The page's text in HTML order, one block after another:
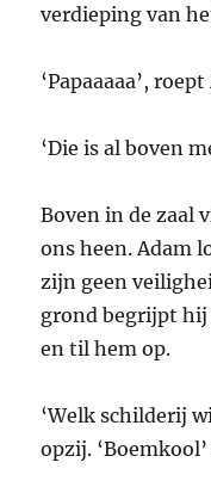
verdieping van
‘Papaaaaa’,
‘Die is al boven
Boven in de zaal
ons heen. Adam
zijn geen
grond begrijpt hij
en til hem op.
‘Welk schilderij
opzij.